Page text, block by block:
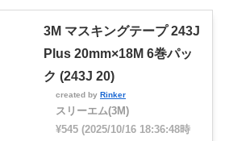
3M マスキングテープ 243J
Plus 20mm×18M 6巻パッ
ク (243J 20)
created by Rinker
スリーエム(3M)
¥545 (2025/10/16 18:36:48時